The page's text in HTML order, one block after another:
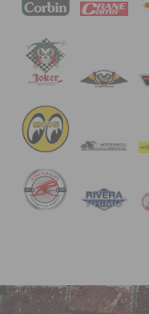
End of Gallery